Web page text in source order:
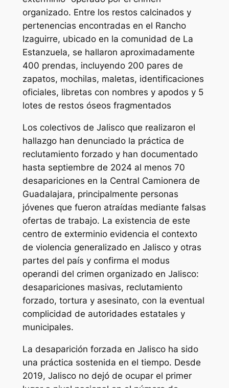
organizado. Entre los restos calcinados y
pertenencias encontradas en el Rancho
Izaguirre, ubicado en la comunidad de La
Estanzuela, se hallaron aproximadamente
400 prendas, incluyendo 200 pares de
zapatos, mochilas, maletas, identificaciones
oficiales, libretas con nombres y apodos y 5
lotes de restos óseos fragmentados
Los colectivos de Jalisco que realizaron el
hallazgo han denunciado la práctica de
reclutamiento forzado y han documentado
hasta septiembre de 2024 al menos 70
desapariciones en la Central Camionera de
Guadalajara, principalmente personas
jóvenes que fueron atraídas mediante falsas
ofertas de trabajo. La existencia de este
centro de exterminio evidencia el contexto
de violencia generalizado en Jalisco y otras
partes del país y confirma el modus
operandi del crimen organizado en Jalisco:
desapariciones masivas, reclutamiento
forzado, tortura y asesinato, con la eventual
complicidad de autoridades estatales y
municipales.
La desaparición forzada en Jalisco ha sido
una práctica sostenida en el tiempo. Desde
2019, Jalisco no dejó de ocupar el primer